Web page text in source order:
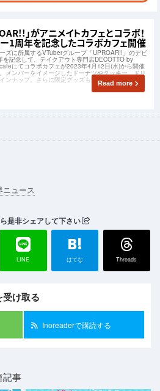
」がアニメイトカフェとコラボ！
1周年を記念したコラボカフェ開催
ズに所属するVTuberグループ「UPROAR!!」のデビ
を記念して、テイクアウト専門店DECOTTO by
にてコラボカフェが2023年4月12日(水)から開催
メンバーをイメージしたドーナツやクッキー、ドリ
ンナップ。さらに限定グッズも販売されます。
Read more
ニュース
是非シェアして下さい
LINE
B!
はてな Threads
け取る
Inoreaderで購読する
記事